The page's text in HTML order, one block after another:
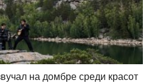
на домбре среди красот